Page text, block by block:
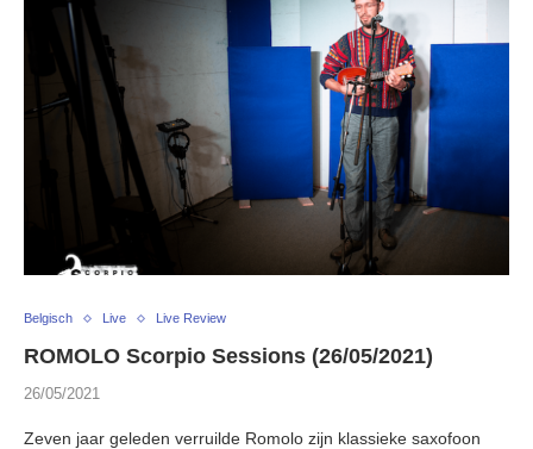
Belgisch Live Live Review
ROMOLO Scorpio Sessions (26/05/2021)
26/05/2021
Zeven jaar geleden verruilde Romolo zijn klassieke saxofoon